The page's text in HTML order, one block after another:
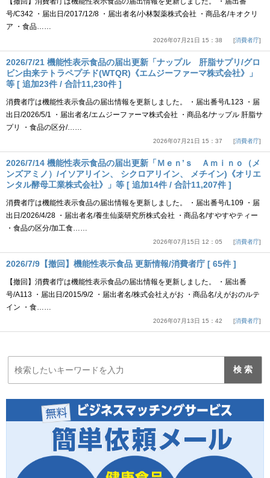
号/C342 ・届出日/2017/12/8 ・届出者名/小林製薬株式会社 ・商品名/キオクリ
ア ・食品……
2026年07月21日 15：38 消費者庁
2026/7/21 機能性表示食品の届出更新「ナップル 肝脂サプリ/グロ
ビン由来テトラペプチド(WTQR)《エムジーファーマ株式会社》」
等 [ 追加23件 / 合計11,230件 ]
消費者庁は機能性表示食品の届出情報を更新しました。 ・届出番号/L123 ・届
出日/2026/5/1 ・届出者名/エムジーファーマ株式会社 ・商品名/ナップル 肝脂サ
プリ ・食品の区分/……
2026年07月21日 15：37 消費者庁
2026/7/14 機能性表示食品の届出更新「Ｍｅｎ’ｓ Ａｍｉｎｏ（メ
ンズアミノ）/イソアリイン、 シクロアリイン、 メチイン)《オリエ
ンタル酵母工業株式会社》」等 [ 追加14件 / 合計11,207件 ]
消費者庁は機能性表示食品の届出情報を更新しました。 ・届出番号/L109 ・届
出日/2026/4/28 ・届出者名/養生仙薬研究所株式会社 ・商品名/すやすやティー
・食品の区分/加工食……
2026年07月15日 12：05 消費者庁
2026/7/9【撤回】機能性表示食品 更新情報/消費者庁 [ 65件 ]
【撤回】消費者庁は機能性表示食品の届出情報を更新しました。 ・届出番
号/A113 ・届出日/2015/9/2 ・届出者名/株式会社えがお ・商品名/えがおのルテ
イン ・食……
2026年07月13日 15：42 消費者庁